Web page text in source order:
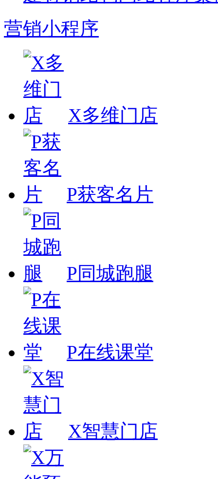
营销小程序
X多维门店
P获客名片
P同城跑腿
P在线课堂
X智慧门店